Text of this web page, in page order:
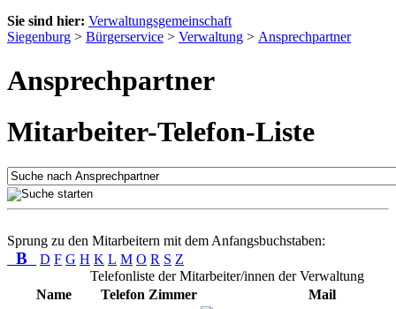
Sie sind hier: Verwaltungsgemeinschaft
Siegenburg > Bürgerservice > Verwaltung > Ansprechpartner
Ansprechpartner
Mitarbeiter-Telefon-Liste
Sprung zu den Mitarbeitern mit dem Anfangsbuchstaben:
B D F G H K L M O R S Z
Telefonliste der Mitarbeiter/innen der Verwaltung
Name
Telefon Zimmer
Mail